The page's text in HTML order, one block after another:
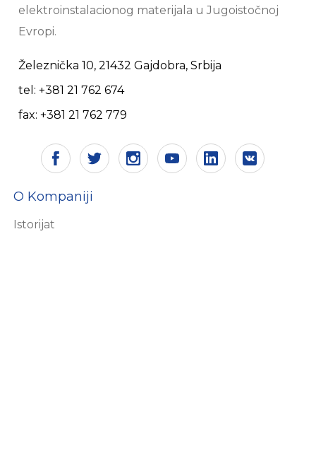
elektroinstalacionog materijala u Jugoistočnoj
Evropi.
Železnička 10, 21432 Gajdobra, Srbija
tel: +381 21 762 674
fax: +381 21 762 779
O Kompaniji
Istorijat